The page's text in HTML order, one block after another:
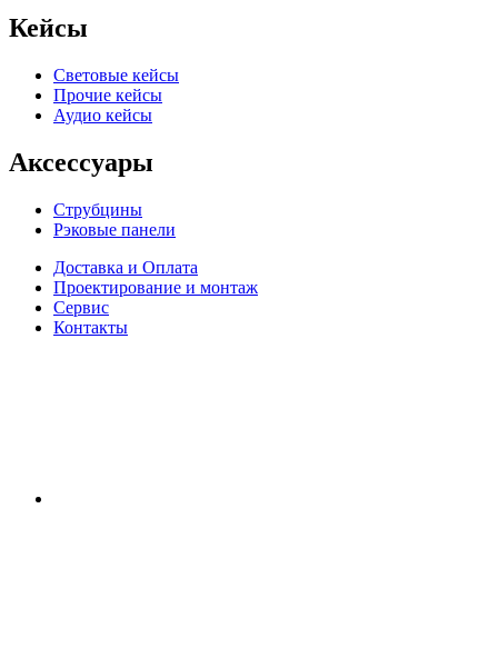
Кейсы
Световые кейсы
Прочие кейсы
Аудио кейсы
Аксессуары
Струбцины
Рэковые панели
Доставка и Оплата
Проектирование и монтаж
Сервис
Контакты